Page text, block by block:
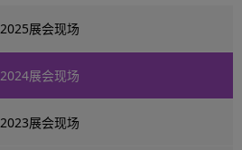
2025展会现场
2024展会现场
2023展会现场